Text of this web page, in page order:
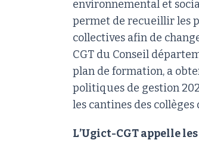
environnemental et
permet de recueillir les
collectives afin de
CGT du Conseil
plan de formation, a
politiques de gestion
les cantines des
L’Ugict-CGT appelle